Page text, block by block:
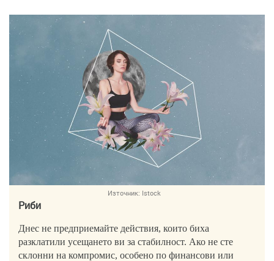
Източник: Istock
Риби
Днес не предприемайте действия, които биха
разклатили усещането ви за стабилност. Ако не сте
склонни на компромис, особено по финансови или